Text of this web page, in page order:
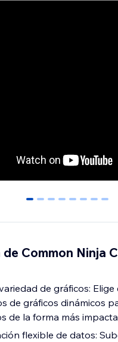
0 1 2 3 4 5 6 7
de Common Ninja
de gráficos: Elige
de gráficos dinámicos
de la forma más
flexible de datos: